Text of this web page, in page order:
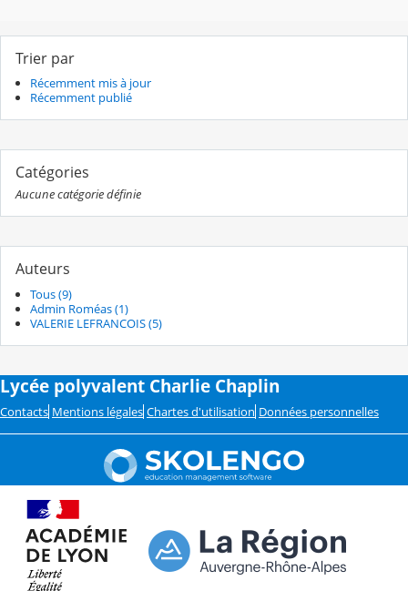
Trier par
Récemment mis à jour
Récemment publié
Catégories
Aucune catégorie définie
Auteurs
Tous (9)
Admin Roméas (1)
VALERIE LEFRANCOIS (5)
Lycée polyvalent Charlie Chaplin
Contacts Mentions légales Chartes d'utilisation Données personnelles